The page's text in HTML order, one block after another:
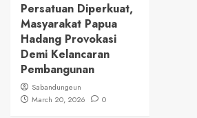
Persatuan Diperkuat,
Masyarakat Papua
Hadang Provokasi
Demi Kelancaran
Pembangunan
Sabandungeun
March 20, 2026
0